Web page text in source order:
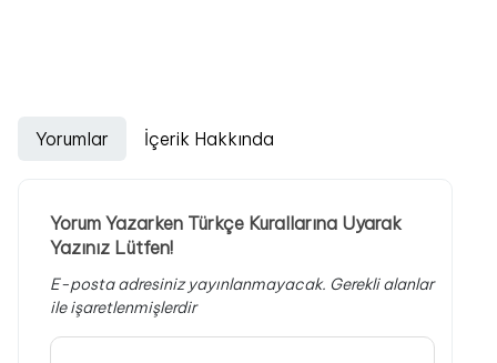
Yorumlar İçerik Hakkında
Yorum Yazarken Türkçe Kurallarına Uyarak
Yazınız Lütfen!
E-posta adresiniz yayınlanmayacak. Gerekli alanlar
ile işaretlenmişlerdir